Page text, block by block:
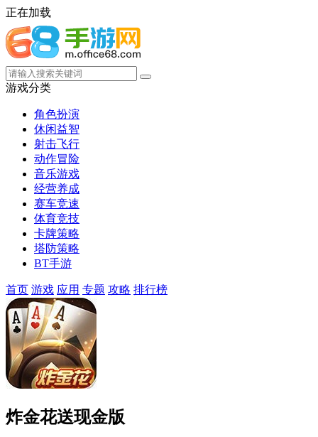
正在加载
游戏分类
角色扮演
休闲益智
射击飞行
动作冒险
音乐游戏
经营养成
赛车竞速
体育竞技
卡牌策略
塔防策略
BT手游
首页 游戏 应用 专题 攻略 排行榜
炸金花送现金版